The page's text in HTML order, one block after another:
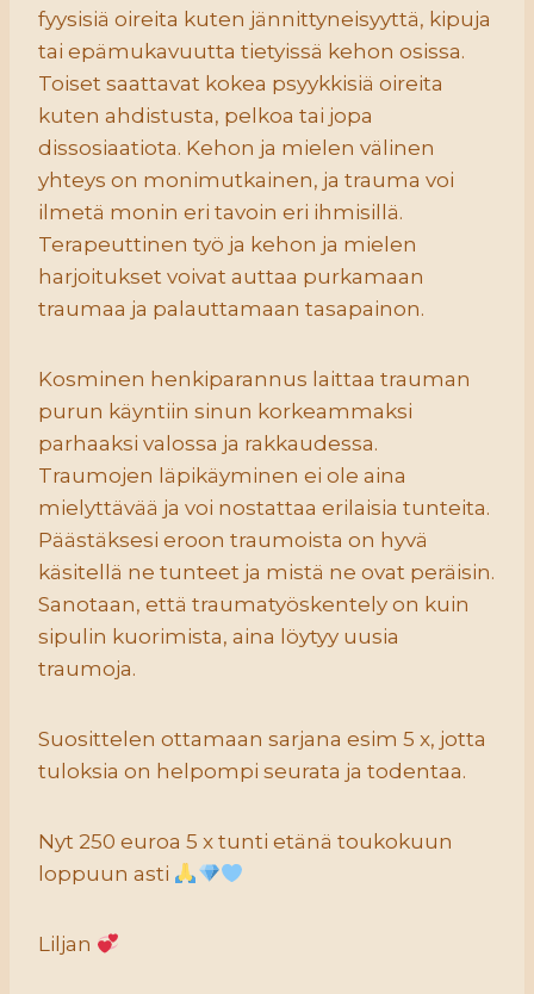
fyysisiä oireita kuten jännittyneisyyttä, kipuja
tai epämukavuutta tietyissä kehon osissa.
Toiset saattavat kokea psyykkisiä oireita
kuten ahdistusta, pelkoa tai jopa
dissosiaatiota. Kehon ja mielen välinen
yhteys on monimutkainen, ja trauma voi
ilmetä monin eri tavoin eri ihmisillä.
Terapeuttinen työ ja kehon ja mielen
harjoitukset voivat auttaa purkamaan
traumaa ja palauttamaan tasapainon.
Kosminen henkiparannus laittaa trauman
purun käyntiin sinun korkeammaksi
parhaaksi valossa ja rakkaudessa.
Traumojen läpikäyminen ei ole aina
mielyttävää ja voi nostattaa erilaisia tunteita.
Päästäksesi eroon traumoista on hyvä
käsitellä ne tunteet ja mistä ne ovat peräisin.
Sanotaan, että traumatyöskentely on kuin
sipulin kuorimista, aina löytyy uusia
traumoja.
Suosittelen ottamaan sarjana esim 5 x, jotta
tuloksia on helpompi seurata ja todentaa.
Nyt 250 euroa 5 x tunti etänä toukokuun
loppuun asti
Liljan